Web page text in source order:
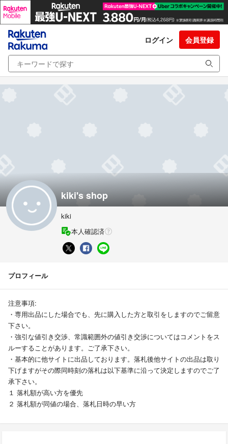
ログイン 会員登録
kiki's shop
kiki
本人確認済
プロフィール
注意事項:
・専用出品にした場合でも、先に購入した方と取引をしますのでご留意
下さい。
・強引な値引き交渉、常識範囲外の値引き交渉についてはコメントをス
ルーすることがあります。ご了承下さい。
・基本的に他サイトに出品しております。落札後他サイトの出品は取り
下げますがその際同時刻の落札は以下基準に沿って決定しますのでご了
承下さい。
１ 落札額が高い方を優先
２ 落札額が同値の場合、落札日時の早い方